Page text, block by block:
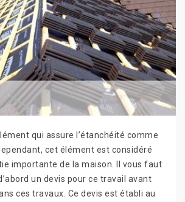
qui assure l’étanchéité comme
cet élément est considéré
importante de la maison. II vous faut
un devis pour ce travail avant
ces travaux. Ce devis est établi au